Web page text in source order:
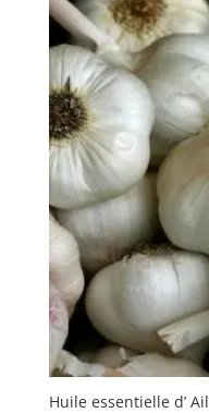
Huile essentielle d’ Ail